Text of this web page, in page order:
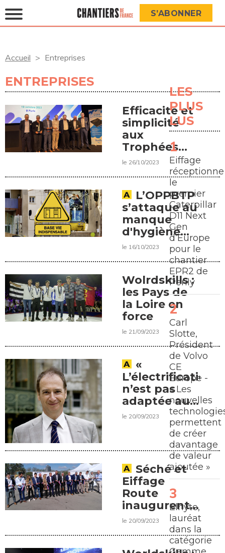
S’ABONNER
Accueil Entreprises
ENTREPRISES
Efficacité et
simplicité
aux
Trophées
des
Canalisateurs
le 26/10/2023
L’OPPBTP
s’attaque au
manque
d'hygiène
sur le
chantier
le 16/10/2023
Wolrdskills :
les Pays de
la Loire en
force
le 21/09/2023
«
L’électrification
n’est pas
adaptée aux
matériels de
production
démolition »,
Une
interview de
Nathanaël
Cornet
Philippe,
Président du
Seddre*
le 20/09/2023
Séché et
Eiffage
Route
inaugurent
leur plate-
forme de
recyclage
le 20/09/2023
LES
PLUS
LUS
Eiffage
réceptionne
le
premier
Caterpillar
D11 Next
Gen
d’Europe
pour le
chantier
EPR2 de
Penly
Carl
Slotte,
Président
de Volvo
CE
Europe -
« Les
nouvelles
permettent
de créer
davantage
de valeur
ajoutée »
Elhyte,
lauréat
dans la
catégorie